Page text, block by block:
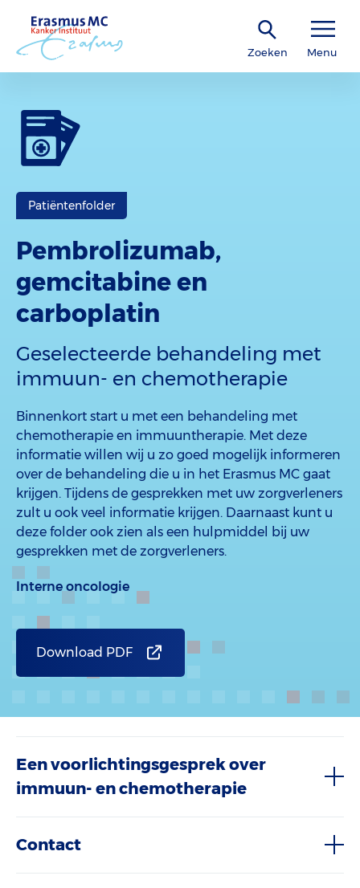
Zoeken Menu
Patiëntenfolder
Pembrolizumab,
gemcitabine en
carboplatin
Geselecteerde behandeling met
immuun- en chemotherapie
Binnenkort start u met een behandeling met
chemotherapie en immuuntherapie. Met deze
informatie willen wij u zo goed mogelijk informeren
over de behandeling die u in het Erasmus MC gaat
krijgen. Tijdens de gesprekken met uw zorgverleners
zult u ook veel informatie krijgen. Daarnaast kunt u
deze folder ook zien als een hulpmiddel bij uw
gesprekken met de zorgverleners.
Interne oncologie
Download PDF
Een voorlichtingsgesprek over
immuun- en chemotherapie
Contact